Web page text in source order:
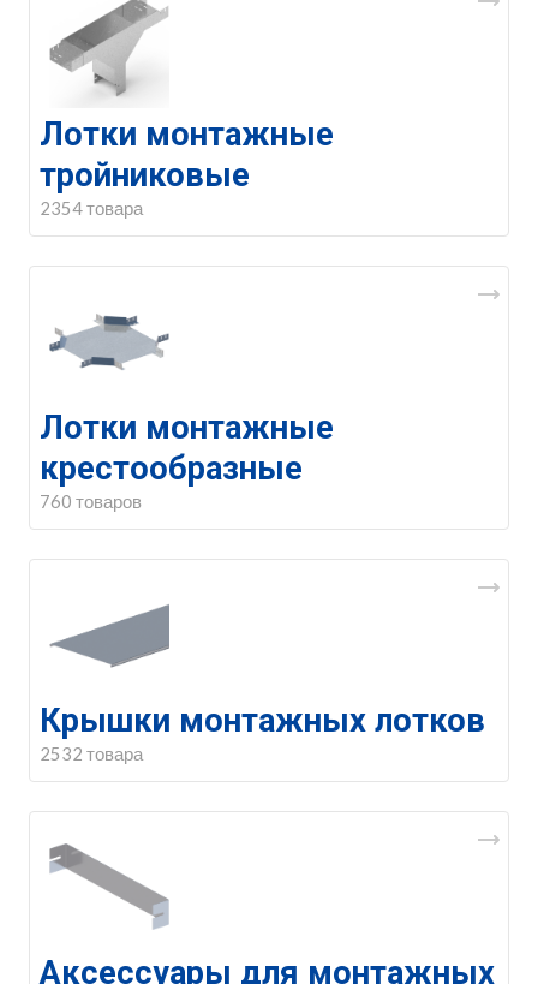
Лотки монтажные
тройниковые
2354 товара
Лотки монтажные
крестообразные
760 товаров
Крышки монтажных лотков
2532 товара
Аксессуары для монтажных